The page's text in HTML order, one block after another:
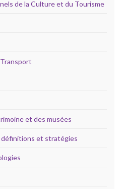
de la Culture et du Tourisme
et des musées
définitions et stratégies